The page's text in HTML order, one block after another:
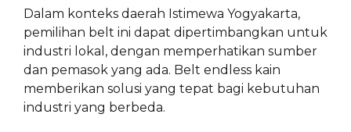
Dalam konteks daerah Istimewa Yogyakarta,
pemilihan belt ini dapat dipertimbangkan untuk
industri lokal, dengan memperhatikan sumber
dan pemasok yang ada. Belt endless kain
memberikan solusi yang tepat bagi kebutuhan
industri yang berbeda.